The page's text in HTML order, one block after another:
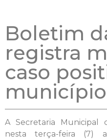
Boletim
registra
caso
município
A Secretaria Municipal
nesta terça-feira (7)